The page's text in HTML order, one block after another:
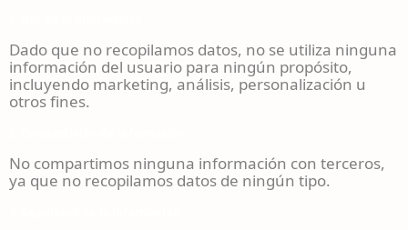
Dado que no recopilamos datos, no se utiliza ninguna
información del usuario para ningún propósito,
incluyendo marketing, análisis, personalización u
otros fines.
No compartimos ninguna información con terceros,
ya que no recopilamos datos de ningún tipo.